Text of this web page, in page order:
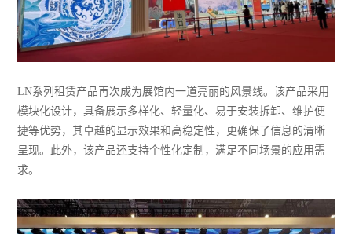
LN系列租赁产品再次成为展馆内一道亮丽的风景线。该产品采用
模块化设计，具备展示多样化、轻量化、易于安装拆卸、维护便
捷等优势，其卓越的显示效果和高稳定性，更确保了信息的清晰
呈现。此外，该产品还支持个性化定制，满足不同场景的应用需
求。